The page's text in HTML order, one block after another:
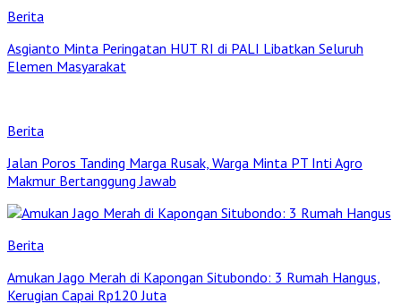
Berita
Asgianto Minta Peringatan HUT RI di PALI Libatkan Seluruh
Elemen Masyarakat
Berita
Jalan Poros Tanding Marga Rusak, Warga Minta PT Inti Agro
Makmur Bertanggung Jawab
Berita
Amukan Jago Merah di Kapongan Situbondo: 3 Rumah Hangus,
Kerugian Capai Rp120 Juta